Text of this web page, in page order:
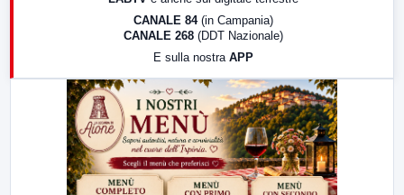
LabNews (replica)
CANALE 84 (in Campania)
CANALE 268 (DDT Nazionale)
E sulla nostra APP